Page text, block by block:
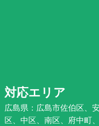
対応エリア
広島県：広島市佐伯区、
区、中区、南区、府中町